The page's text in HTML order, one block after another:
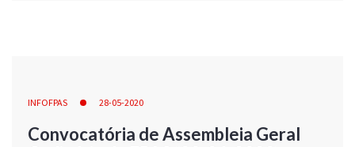
INFOFPAS 28-05-2020
Convocatória de Assembleia Geral